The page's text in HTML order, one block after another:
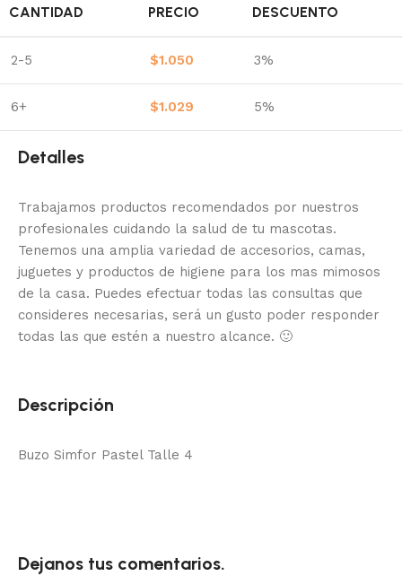
CANTIDAD PRECIO DESCUENTO
2-5 $1.050 3%
6+ $1.029 5%
Detalles
Trabajamos productos recomendados por nuestros
profesionales cuidando la salud de tu mascotas.
Tenemos una amplia variedad de accesorios, camas,
juguetes y productos de higiene para los mas mimosos
de la casa. Puedes efectuar todas las consultas que
consideres necesarias, será un gusto poder responder
todas las que estén a nuestro alcance. 🙂
Descripción
Buzo Simfor Pastel Talle 4
Dejanos tus comentarios.